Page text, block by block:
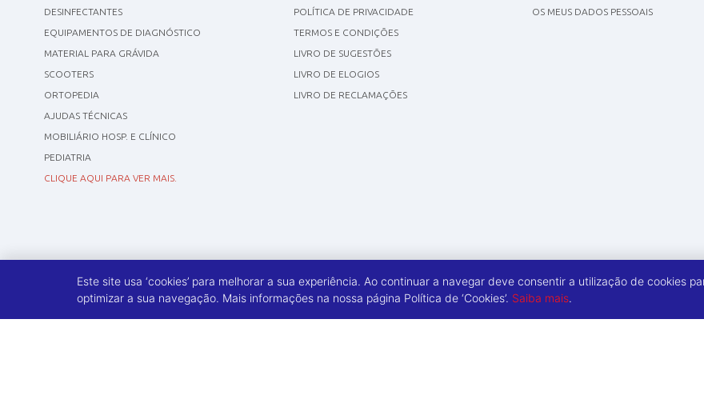
Este site usa ‘cookies’ para melhorar a sua experiência. Ao continuar a navegar deve consentir a utilização de cookies
optimizar a sua navegação. Mais informações na nossa página Política de ‘Cookies’. Saiba mais.
DESINFECTANTES
EQUIPAMENTOS DE DIAGNÓSTICO
MATERIAL PARA GRÁVIDA
SCOOTERS
ORTOPEDIA
AJUDAS TÉCNICAS
MOBILIÁRIO HOSP. E CLÍNICO
PEDIATRIA
CLIQUE AQUI PARA VER MAIS.
POLÍTICA DE PRIVACIDADE
TERMOS E CONDIÇÕES
LIVRO DE SUGESTÕES
LIVRO DE ELOGIOS
LIVRO DE RECLAMAÇÕES
OS MEUS DADOS PESSOAIS